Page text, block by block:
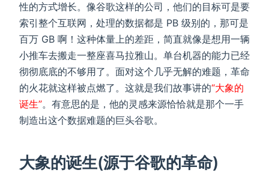
性的方式增长。像谷歌这样的公司，他们的目标可是要
索引整个互联网，处理的数据都是 PB 级别的，那可是
百万 GB 啊！这种体量上的差距，简直就像是想用一辆
小推车去搬走一整座喜马拉雅山。单台机器的能力已经
彻彻底底的不够用了。面对这个几乎无解的难题，革命
的火花就这样被点燃了。这就是我们故事讲的“大象的
诞生”。有意思的是，他的灵感来源恰恰就是那个一手
制造出这个数据难题的巨头谷歌。
大象的诞生(源于谷歌的革命)